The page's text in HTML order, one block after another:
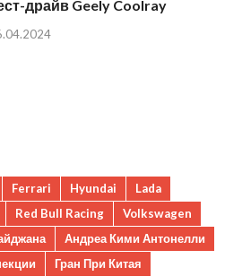
драйв Geely Coolray
Ferrari Hyundai
Lada
Red Bull Racing
Volkswagen
Андреа Кими Антонелли
Гран При Китая